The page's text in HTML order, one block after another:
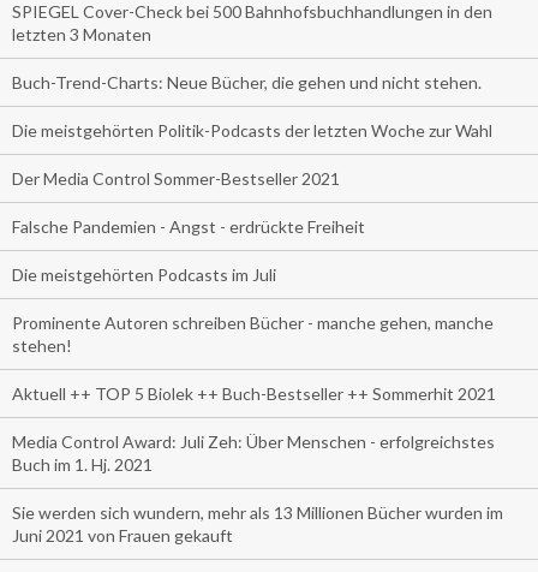
SPIEGEL Cover-Check bei 500 Bahnhofsbuchhandlungen in den
letzten 3 Monaten
Buch-Trend-Charts: Neue Bücher, die gehen und nicht stehen.
Die meistgehörten Politik-Podcasts der letzten Woche zur Wahl
Der Media Control Sommer-Bestseller 2021
Falsche Pandemien - Angst - erdrückte Freiheit
Die meistgehörten Podcasts im Juli
Prominente Autoren schreiben Bücher - manche gehen, manche
stehen!
Aktuell ++ TOP 5 Biolek ++ Buch-Bestseller ++ Sommerhit 2021
Media Control Award: Juli Zeh: Über Menschen - erfolgreichstes
Buch im 1. Hj. 2021
Sie werden sich wundern, mehr als 13 Millionen Bücher wurden im
Juni 2021 von Frauen gekauft